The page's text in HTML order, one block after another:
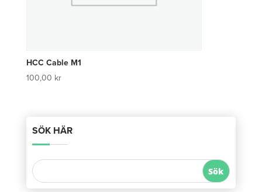
HCC Cable M1
100,00 kr
SÖK HÄR